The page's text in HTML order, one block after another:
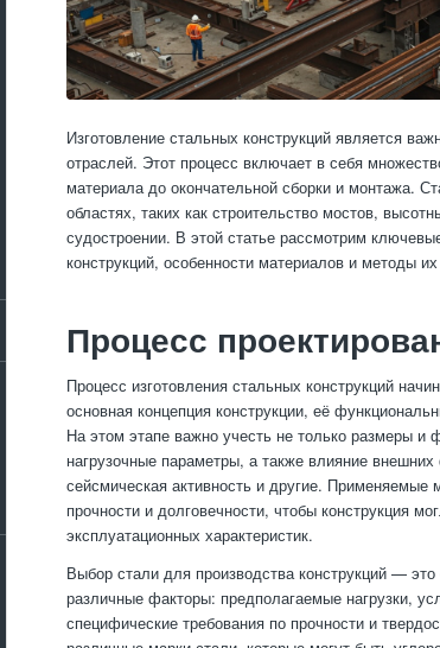
Изготовление стальных конструкций является
отраслей. Этот процесс включает в себя
материала до окончательной сборки и монтажа.
областях, таких как строительство мостов,
судостроении. В этой статье рассмотрим
конструкций, особенности материалов и методы
Процесс
Процесс изготовления стальных конструкций
основная концепция конструкции, её
На этом этапе важно учесть не только размеры и
нагрузочные параметры, а также влияние
сейсмическая активность и другие.
прочности и долговечности, чтобы конструкция
эксплуатационных характеристик.
Выбор стали для производства конструкций —
различные факторы: предполагаемые нагрузки,
специфические требования по прочности и